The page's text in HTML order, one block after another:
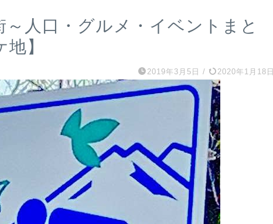
～人口・グルメ・イベントまと
】
2019年3月5日 / 2020年1月18日